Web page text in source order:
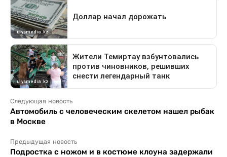
Следующая новость
Автомобиль с человеческим скелетом нашел рыбак
в Москве
Предыдущая новость
Подростка с ножом и в костюме клоуна задержали